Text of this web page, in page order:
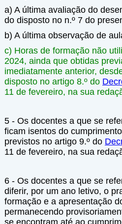
a) A última avaliação do
do disposto no n.º 7 do
b) A última observação de
c) Horas de formação não
2024, ainda que obtidas
imediatamente anterior,
disposto no artigo 8.º do
11 de fevereiro, na sua
5 - Os docentes a que se
ficam isentos do
previstos no artigo 9.º do
11 de fevereiro, na sua
6 - Os docentes a que se
diferir, por um ano letivo, o
formação e a apresentação
permanecendo
se encontram até ao